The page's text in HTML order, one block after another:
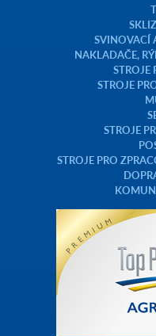
SVINOVACÍ
NAKLADAČE,
STROJE
STROJE
STROJE
STROJE PRO